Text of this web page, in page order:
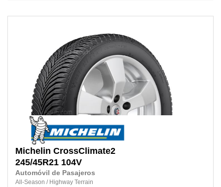
Michelin CrossClimate2
245/45R21 104V
Automóvil de Pasajeros
All-Season / Highway Terrain